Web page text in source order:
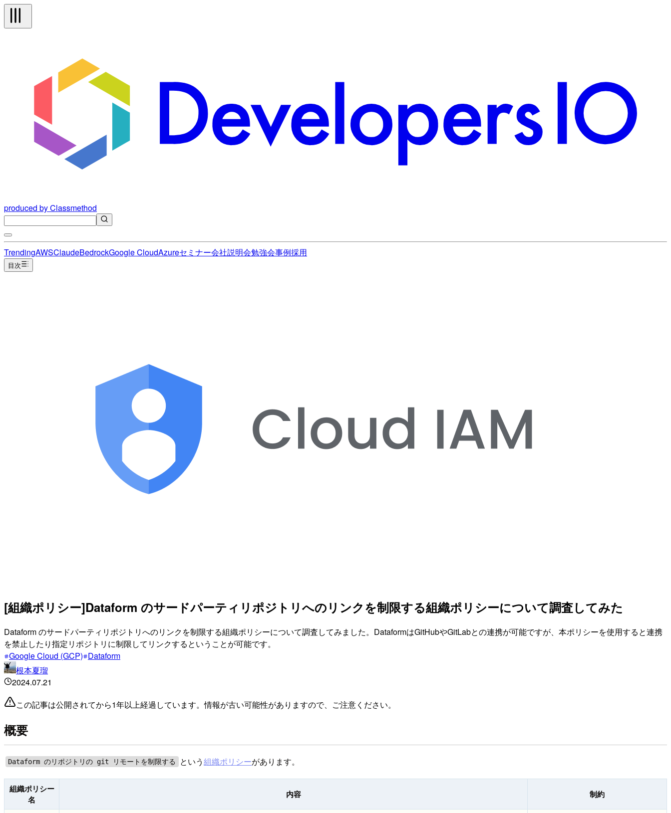
produced by Classmethod
TrendingAWSClaudeBedrockGoogle CloudAzureセミナー会社説明会勉強会事例採用
目次
[組織ポリシー]Dataform のサードパーティリポジトリへのリンクを制限する組織ポリシーについて調査してみた
Dataform のサードパーティリポジトリへのリンクを制限する組織ポリシーについて調査してみました。DataformはGitHubやGitLabとの連携が可能ですが、本ポリシーを使用すると連携
を禁止したり指定リポジトリに制限してリンクするということが可能です。
Google Cloud (GCP) Dataform
根本夏瑠
2024.07.21
この記事は公開されてから1年以上経過しています。情報が古い可能性がありますので、ご注意ください。
概要
Dataform のリポジトリの git リモートを制限する という組織ポリシーがあります。
組織ポリシー
名
内容 制約